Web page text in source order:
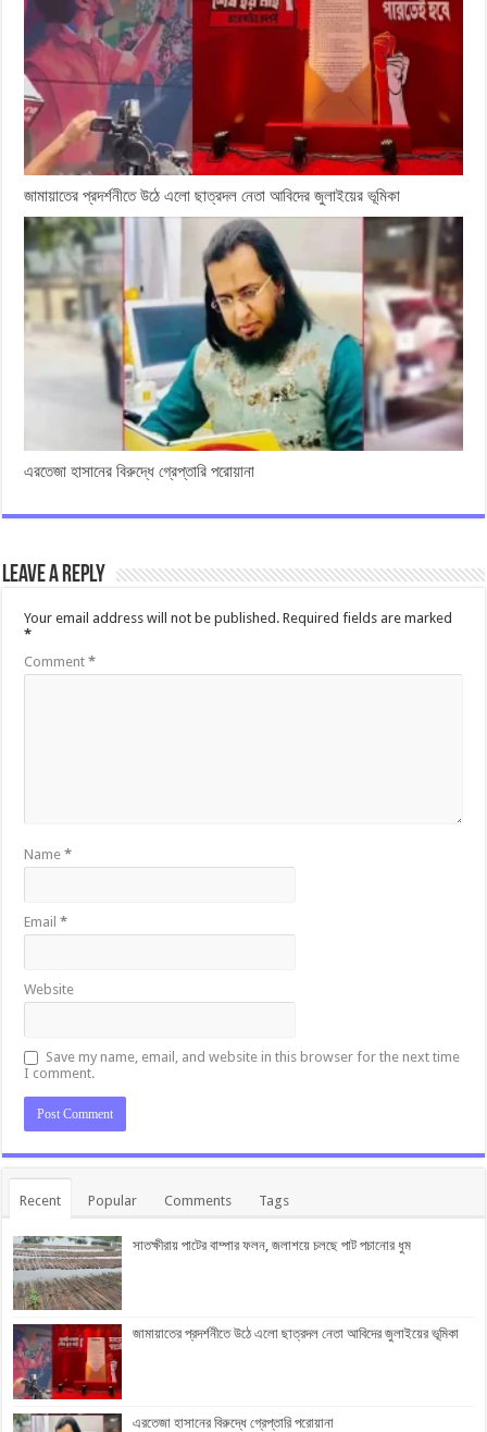
জামায়াতের প্রদর্শনীতে উঠে এলো ছাত্রদল নেতা আবিদের জুলাইয়ের ভূমিকা
এরতেজা হাসানের বিরুদ্ধে গ্রেপ্তারি পরোয়ানা
Leave a Reply
Your email address will not be published. Required fields are marked
*
Comment*
Name*
Email*
Website
Save my name, email, and website in this browser for the next time
I comment.
Recent Popular Comments Tags
সাতক্ষীরায় পাটের বাম্পার ফলন, জলাশয়ে চলছে পাট পচানোর ধুম
জামায়াতের প্রদর্শনীতে উঠে এলো ছাত্রদল নেতা আবিদের জুলাইয়ের ভূমিকা
এরতেজা হাসানের বিরুদ্ধে গ্রেপ্তারি পরোয়ানা